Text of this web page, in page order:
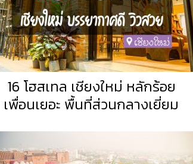
16 โฮสเทล เชียงใหม่ หลักร้อย
เพื่อนเยอะ พื้นที่ส่วนกลางเยี่ยม